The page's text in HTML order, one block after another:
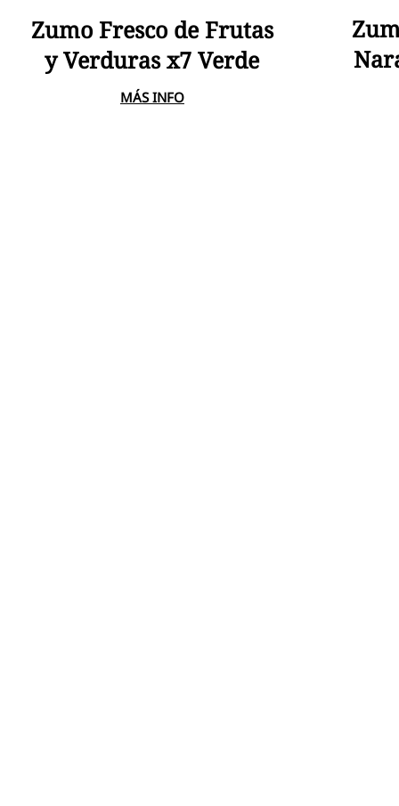
Zumo Fresco de Frutas
y Verduras x7 Verde
MÁS INFO